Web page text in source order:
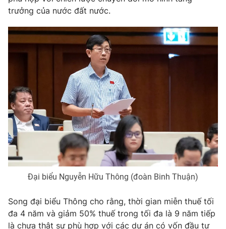
trưởng của nước đất nước.
Đại biểu Nguyễn Hữu Thông (đoàn Binh Thuận)
Song đại biểu Thông cho rằng, thời gian miễn thuế tối
đa 4 năm và giảm 50% thuế trong tối đa là 9 năm tiếp
là chưa thật sự phù hợp với các dự án có vốn đầu tư